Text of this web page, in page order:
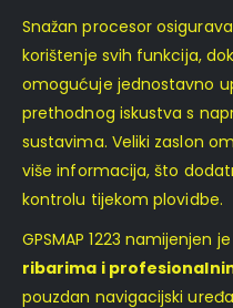
Snažan procesor
korištenje svih funkcija,
omogućuje jednostavno
prethodnog iskustva s
sustavima. Veliki zaslon
više informacija, što
kontrolu tijekom plovidbe.
GPSMAP 1223 namijenjen je
ribarima i
pouzdan navigacijski